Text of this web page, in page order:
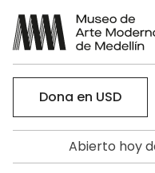
Dona en USD
Abierto hoy